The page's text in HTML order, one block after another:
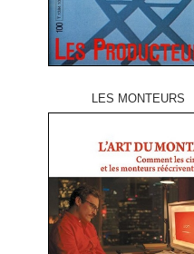
LES MONTEURS